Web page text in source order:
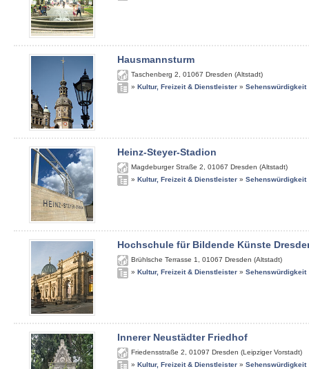
Hausmannsturm
Taschenberg 2 01067 Dresden (Altstadt)
» Kultur, Freizeit & Dienstleister » Sehenswürdigkeit
Heinz-Steyer-Stadion
Magdeburger Straße 2 01067 Dresden (Altstadt)
» Kultur, Freizeit & Dienstleister » Sehenswürdigkeit
Hochschule für Bildende Künste
Brühlsche Terrasse 1 01067 Dresden (Altstadt)
» Kultur, Freizeit & Dienstleister » Sehenswürdigkeit
Innerer Neustädter Friedhof
Friedensstraße 2 01097 Dresden (Leipziger Vorstadt)
» Kultur, Freizeit & Dienstleister » Sehenswürdigkeit